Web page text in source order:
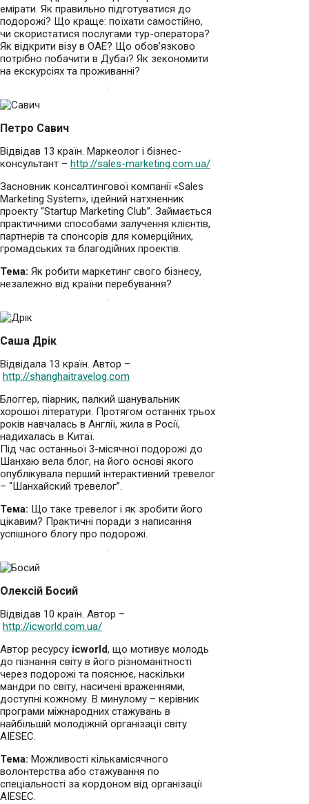
емірати. Як правильно підготуватися до
подорожі? Що краще: поїхати самостійно,
чи скористатися послугами тур-оператора?
Як відкрити візу в ОАЕ? Що обов’язково
потрібно побачити в Дубаї? Як зекономити
на екскурсіях та проживанні?
Петро Савич
Відвідав 13 країн. Маркеолог і бізнес-
консультант – http://sales-marketing.com.ua/
Засновник консалтингової компанії «Sales
Marketing System», ідейний натхненник
проекту “Startup Marketing Club”. Займається
практичними способами залучення клієнтів,
партнерів та спонсорів для комерційних,
громадських та благодійних проектів.
Тема: Як робити маркетинг свого бізнесу,
незалежно від країни перебування?
Саша Дрік
Відвідала 13 країн. Автор –
http://shanghaitravelog.com
Блоггер, піарник, палкий шанувальник
хорошої літератури. Протягом останніх трьох
років навчалась в Англії, жила в Росії,
надихалась в Китаї.
Під час останньої 3-місячної подорожі до
Шанхаю вела блог, на його основі якого
опублікувала перший інтерактивний тревелог
– “Шанхайский тревелог”.
Тема: Що таке тревелог і як зробити його
цікавим? Практичні поради з написання
успішного блогу про подорожі.
Олексій Босий
Відвідав 10 країн. Автор –
http://icworld.com.ua/
Автор ресурсу icworld, що мотивує молодь
до пізнання світу в його різноманітності
через подорожі та пояснює, наскільки
мандри по світу, насичені враженнями,
доступні кожному. В минулому – керівник
програми міжнародних стажувань в
найбільшій молодіжній організації світу
AIESEC.
Тема: Можливості кількамісячного
волонтерства або стажування по
спеціальності за кордоном від організації
AIESEC.